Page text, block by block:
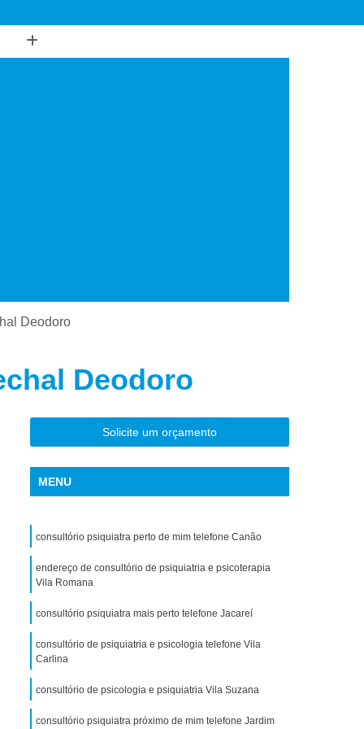
de Uso de Cocaína
de Uso de Drogas Sintéticas
de Uso de álcool
de Uso de Maconha
de Uso de Metanfetamina
de Uso de Substância
de Uso de êxtase
Tratamento Crise de Ansiedade
Tratamento para Ansiedade e Depressão
Interior de São Paulo
Transtorno de Ansiedade
Deodoro
Deodoro
Solicite um orçamento
MENU
consultório psiquiatra perto de mim telefone Canão
endereço de consultório de psiquiatria e psicoterapia
Vila Romana
consultório psiquiatra mais perto telefone Jacareí
consultório de psiquiatria e psicologia telefone Vila
Carlina
consultório de psicologia e psiquiatria Vila Suzana
consultório psiquiatra próximo de mim telefone Jardim